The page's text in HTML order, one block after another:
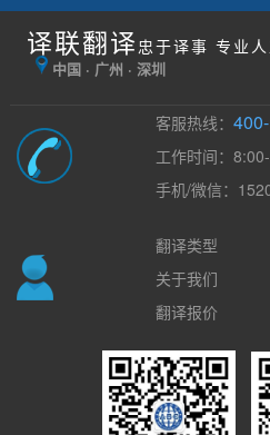
译联翻译 忠于译事 专业
中国 · 广州 · 深圳
客服热线：
工作时间：
手机/微信：
翻译类型
关于我们
翻译报价